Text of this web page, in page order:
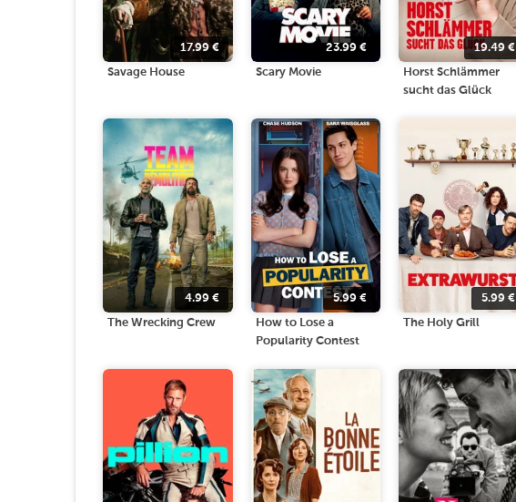
17.99€
Savage House
23.99 €
Scary Movie
19.49€
Horst Schlämmer
sucht das Glück
4.99€
The Wrecking Crew
5.99 €
How to Lose a
Popularity Contest
5.99€
The Holy Grill